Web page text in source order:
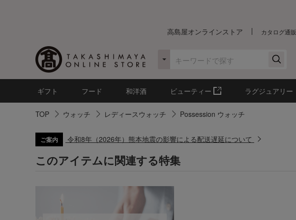
高島屋オンラインストア カタログ通販
ギフト フード 和洋酒 ビューティー ラグジュアリー
TOP ウォッチ レディースウォッチ Possession ウォッチ
ご案内 令和8年（2026年）熊本地震の影響による配送遅延について
このアイテムに関連する特集